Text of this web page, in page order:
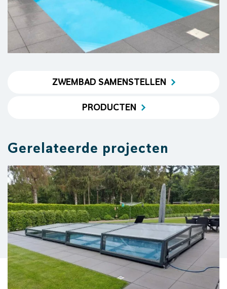
ZWEMBAD SAMENSTELLEN
PRODUCTEN
Gerelateerde projecten